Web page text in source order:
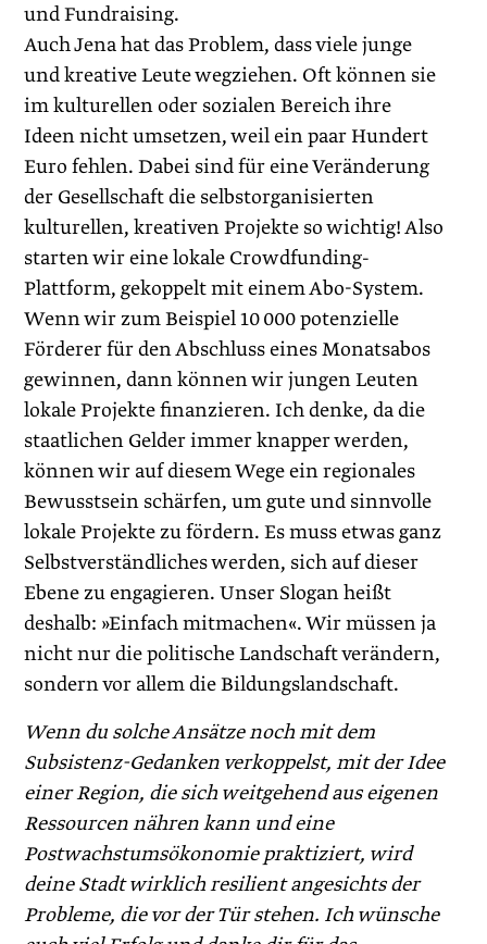
und Fundraising.
Auch Jena hat das Problem, dass viele junge
und kreative Leute wegziehen. Oft können sie
im kulturellen oder sozialen Bereich ihre
Ideen nicht umsetzen, weil ein paar Hundert
Euro fehlen. Dabei sind für eine Veränderung
der Gesellschaft die selbstorganisierten
kulturellen, kreativen Projekte so wichtig! Also
starten wir eine lokale Crowdfunding-
Plattform, gekoppelt mit einem Abo-System.
Wenn wir zum Beispiel 10 000 potenzielle
Förderer für den Abschluss eines Monatsabos
gewinnen, dann können wir jungen Leuten
lokale Projekte finanzieren. Ich denke, da die
staatlichen Gelder immer knapper werden,
können wir auf diesem Wege ein regionales
Bewusstsein schärfen, um gute und sinnvolle
lokale Projekte zu fördern. Es muss etwas ganz
Selbstverständliches werden, sich auf dieser
Ebene zu engagieren. Unser Slogan heißt
deshalb: »Einfach mitmachen«. Wir müssen ja
nicht nur die politische Landschaft verändern,
sondern vor allem die Bildungslandschaft.
Wenn du solche Ansätze noch mit dem
Subsistenz-Gedanken verkoppelst, mit der Idee
einer Region, die sich weitgehend aus eigenen
Ressourcen nähren kann und eine
Postwachstumsökonomie praktiziert, wird
deine Stadt wirklich resilient angesichts der
Probleme, die vor der Tür stehen. Ich wünsche